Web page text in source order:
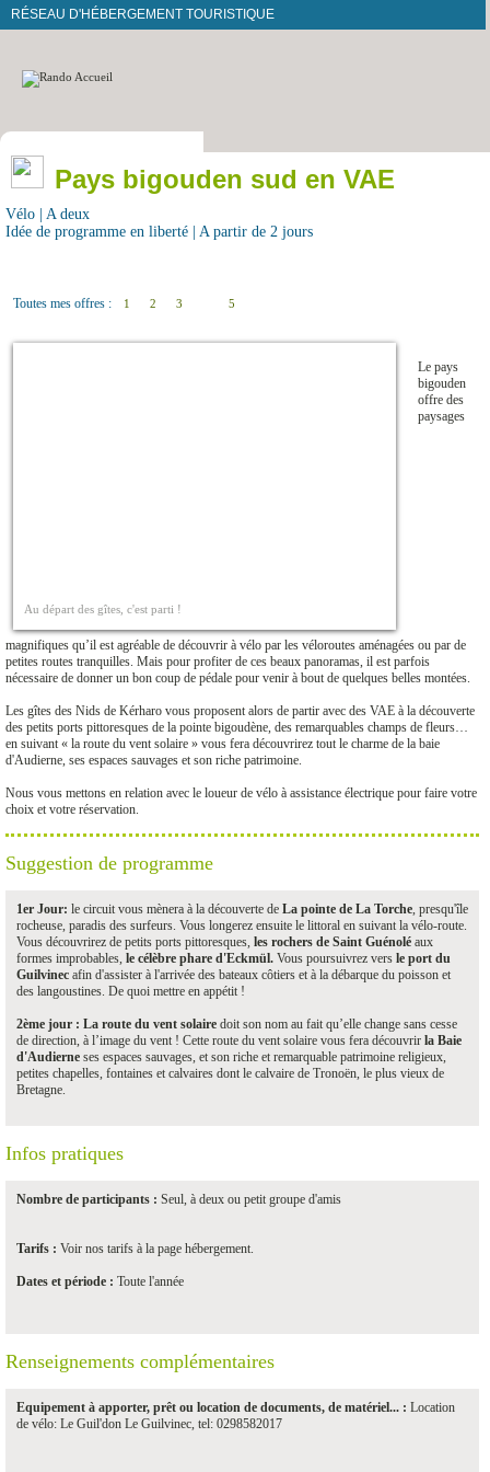
RÉSEAU D'HÉBERGEMENT TOURISTIQUE
Pays bigouden sud en VAE
Vélo | A deux
Idée de programme en liberté | A partir de 2 jours
Toutes mes offres : 1 2 3 5
Au départ des gîtes, c'est parti !
Le pays
bigouden
offre des
paysages
magnifiques qu’il est agréable de découvrir à vélo par les véloroutes aménagées ou par de
petites routes tranquilles. Mais pour profiter de ces beaux panoramas, il est parfois
nécessaire de donner un bon coup de pédale pour venir à bout de quelques belles montées.
Les gîtes des Nids de Kérharo vous proposent alors de partir avec des VAE à la découverte
des petits ports pittoresques de la pointe bigoudène, des remarquables champs de fleurs…
en suivant « la route du vent solaire » vous fera découvrirez tout le charme de la baie
d'Audierne, ses espaces sauvages et son riche patrimoine.
Nous vous mettons en relation avec le loueur de vélo à assistance électrique pour faire votre
choix et votre réservation.
Suggestion de programme
1er Jour: le circuit vous mènera à la découverte de La pointe de La Torche, presqu'île
rocheuse, paradis des surfeurs. Vous longerez ensuite le littoral en suivant la vélo-route.
Vous découvrirez de petits ports pittoresques, les rochers de Saint Guénolé aux
formes improbables, le célèbre phare d'Eckmül. Vous poursuivrez vers le port du
Guilvinec afin d'assister à l'arrivée des bateaux côtiers et à la débarque du poisson et
des langoustines. De quoi mettre en appétit !
2ème jour : La route du vent solaire doit son nom au fait qu’elle change sans cesse
de direction, à l’image du vent ! Cette route du vent solaire vous fera découvrir la Baie
d'Audierne ses espaces sauvages, et son riche et remarquable patrimoine religieux,
petites chapelles, fontaines et calvaires dont le calvaire de Tronoën, le plus vieux de
Bretagne.
Infos pratiques
Nombre de participants : Seul, à deux ou petit groupe d'amis
Tarifs : Voir nos tarifs à la page hébergement.
Dates et période : Toute l'année
Renseignements complémentaires
Equipement à apporter, prêt ou location de documents, de matériel... : Location
de vélo: Le Guil'don Le Guilvinec, tel: 0298582017